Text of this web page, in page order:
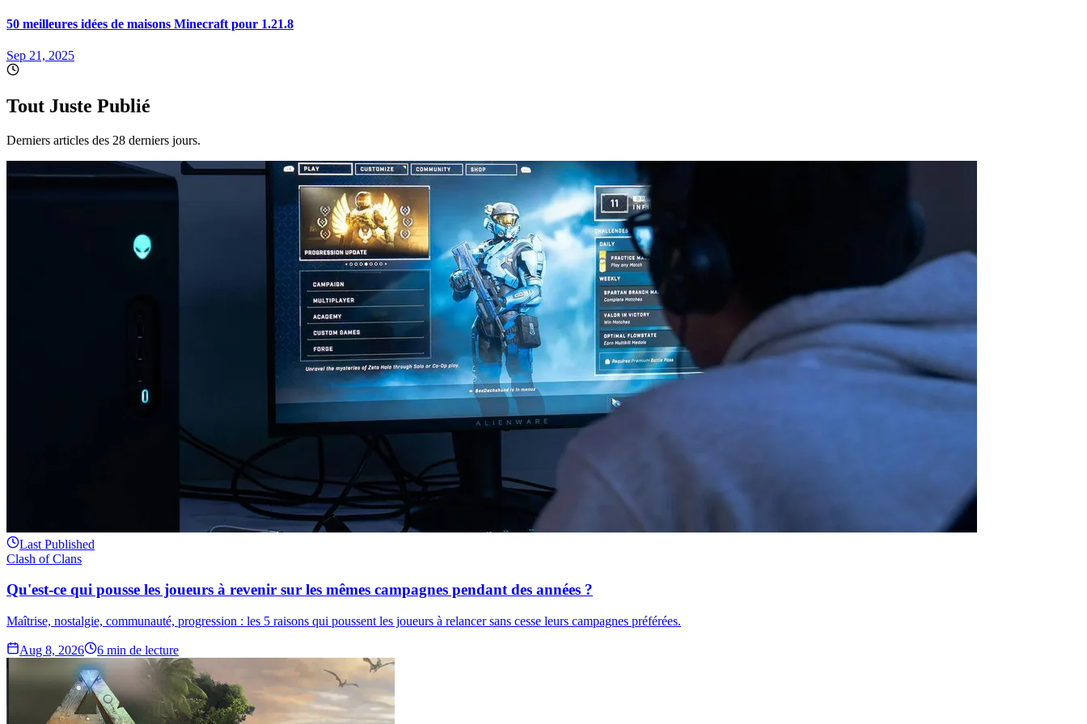
50 meilleures idées de maisons Minecraft pour 1.21.8
Sep 21, 2025
Tout Juste Publié
Derniers articles des 28 derniers jours.
Last Published
Clash of Clans
Qu'est-ce qui pousse les joueurs à revenir sur les mêmes campagnes pendant des années ?
Maîtrise, nostalgie, communauté, progression : les 5 raisons qui poussent les joueurs à relancer sans cesse leurs campagnes préférées.
Aug 8, 2026 6 min de lecture